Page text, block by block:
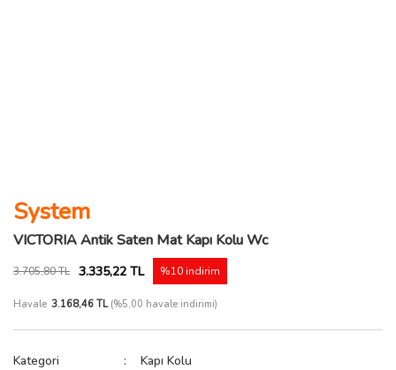
System
VICTORIA Antik Saten Mat Kapı Kolu Wc
3.705,80 TL 3.335,22 TL %10 indirim
Havale 3.168,46 TL(%5,00 havale indirimi)
Kategori
Kapı Kolu